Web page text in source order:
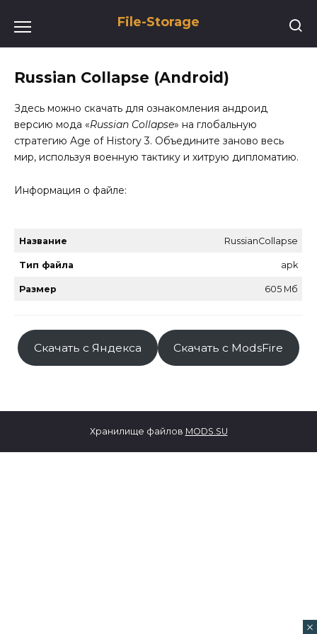
содержанию
File-Storage
Russian Collapse (Android)
Здесь можно скачать для ознакомления андроид
версию мода «Russian Collapse» на глобальную
стратегию Age of History 3. Объедините заново весь
мир, используя военную тактику и хитрую дипломатию.
Информация о файле:
Название RussianCollapse
Тип файла apk
Размер 605 Мб
Скачать с Яндекса Скачать с ModsFire
Хранилище файлов MODS.SU